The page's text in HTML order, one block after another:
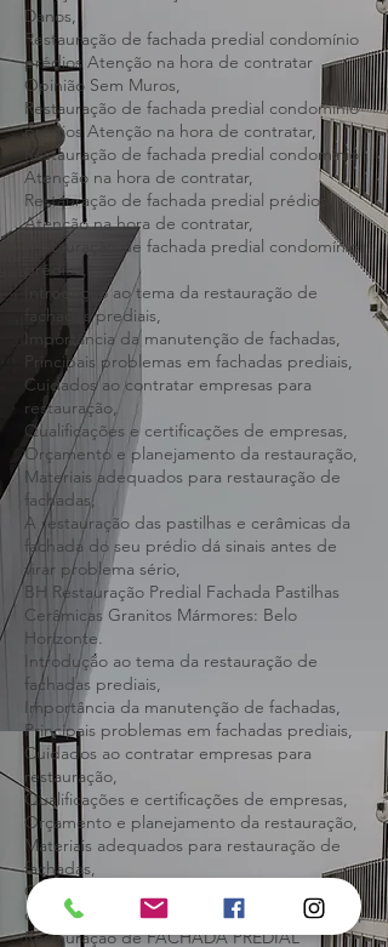
Serviço de restauração de fachada,
Serviço de restauração de fachada com
Danos,
Restauração de fachada predial condomínio
prédios Atenção na hora de contratar
Opinião Sem Muros,
Restauração de fachada predial condomínio
prédios Atenção na hora de contratar,
Restauração de fachada predial condomínio
Atenção na hora de contratar,
Restauração de fachada predial prédios
Atenção na hora de contratar,
Restauração de fachada predial condomínio
prédios,
Introdução ao tema da restauração de
fachadas prediais,
Importância da manutenção de fachadas,
Principais problemas em fachadas prediais,
Cuidados ao contratar empresas para
restauração,
Qualificações e certificações de empresas,
Orçamento e planejamento da restauração,
Materiais adequados para restauração de
fachadas,
A restauração das pastilhas e cerâmicas da
fachada do seu prédio dá sinais antes de
virar problema sério,
BH Restauração Predial Fachada Pastilhas
Cerâmicas Granitos Mármores: Belo
Horizonte.
Introdução ao tema da restauração de
fachadas prediais,
Importância da manutenção de fachadas,
Principais problemas em fachadas prediais,
Cuidados ao contratar empresas para
restauração,
Qualificações e certificações de empresas,
Orçamento e planejamento da restauração,
Materiais adequados para restauração de
fachadas,
Obramax /acabamento-